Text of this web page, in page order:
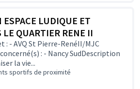
LUDIQUE ET
QUARTIER RENE II
: - AVQ St Pierre-RenéII/MJC
: - Nancy SudDescription
la vie...
sportifs de proximité